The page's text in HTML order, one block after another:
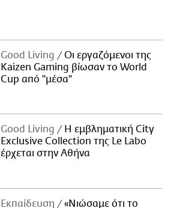
Good Living
Οι εργαζόμενοι της
Kaizen Gaming βίωσαν το World
Cup από "μέσα"
Good Living
Η εμβληματική City
Exclusive Collection της Le Labo
έρχεται στην Αθήνα
Εκπαίδευση
«Νιώσαμε ότι το